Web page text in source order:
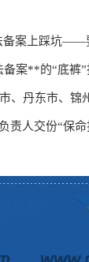
案上踩坑——
案**的“底裤
、丹东市、锦
人交份“保命